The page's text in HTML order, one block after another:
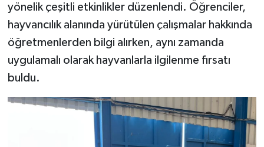
yönelik çeşitli etkinlikler düzenlendi. Öğrenciler,
hayvancılık alanında yürütülen çalışmalar hakkında
öğretmenlerden bilgi alırken, aynı zamanda
uygulamalı olarak hayvanlarla ilgilenme fırsatı
buldu.